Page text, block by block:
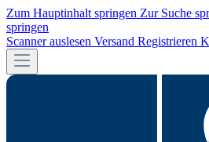
Zum Hauptinhalt springen Zur Suche
springen
Scanner auslesen Versand Registrieren